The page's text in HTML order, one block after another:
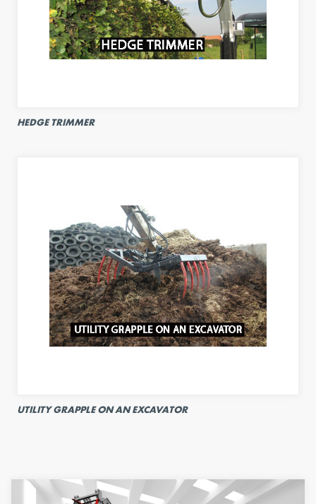
HEDGE TRIMMER
UTILITY GRAPPLE ON AN EXCAVATOR